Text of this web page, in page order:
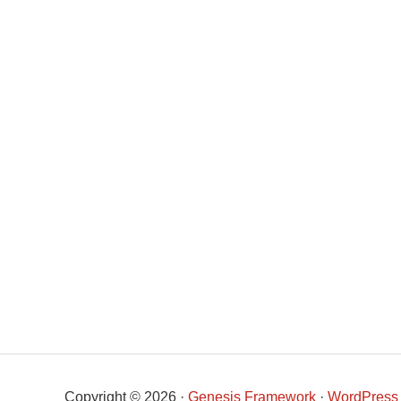
Copyright © 2026 · Genesis Framework · WordPress